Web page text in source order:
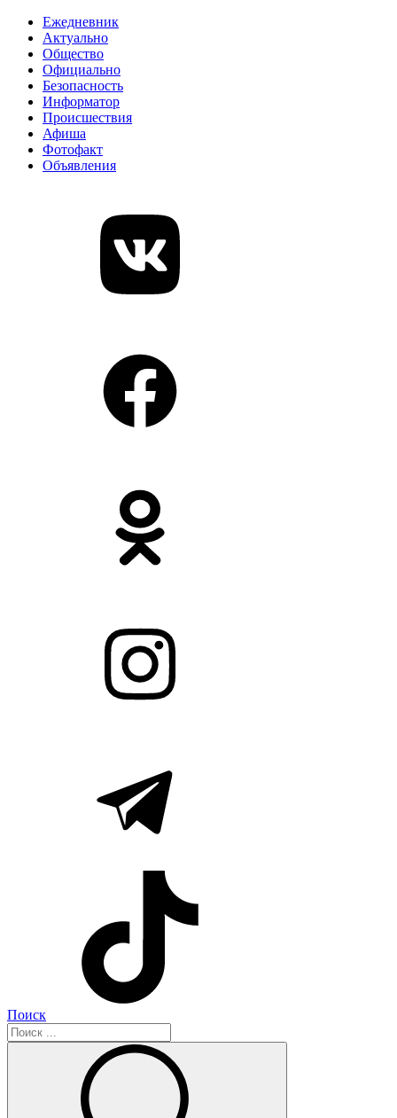
Ежедневник
Актуально
Общество
Официально
Безопасность
Информатор
Происшествия
Афиша
Фотофакт
Объявления
Поиск